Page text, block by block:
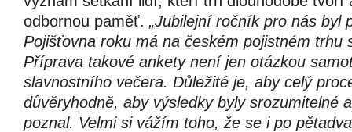
odbornou paměť. „Jubilejní ročník pro nás byl
Pojišťovna roku má na českém pojistném trhu
Příprava takové ankety není jen otázkou
slavnostního večera. Důležité je, aby celý
důvěryhodně, aby výsledky byly srozumitelné
poznal. Velmi si vážím toho, že se i po